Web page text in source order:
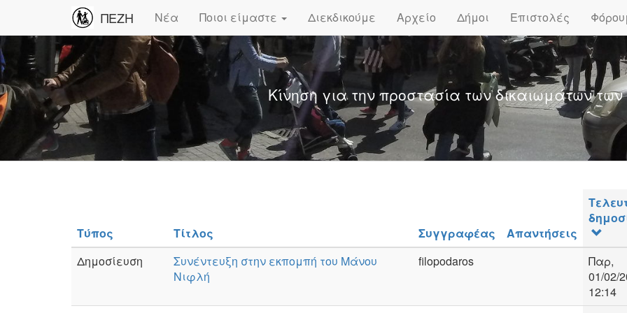
ΠΕΖΗ Νέα Ποιοι είμαστε Διεκδικούμε Αρχείο Δήμοι Επιστολές
Κίνηση για την προστασία των δικαιωμάτων
Τύπος Τίτλος Συγγραφέας Απαντήσεις
Δημοσίευση
Συνέντευξη στην εκπομπή του Μάνου
Νιφλή
filopodaros
Παρ,
01/02/
12:14